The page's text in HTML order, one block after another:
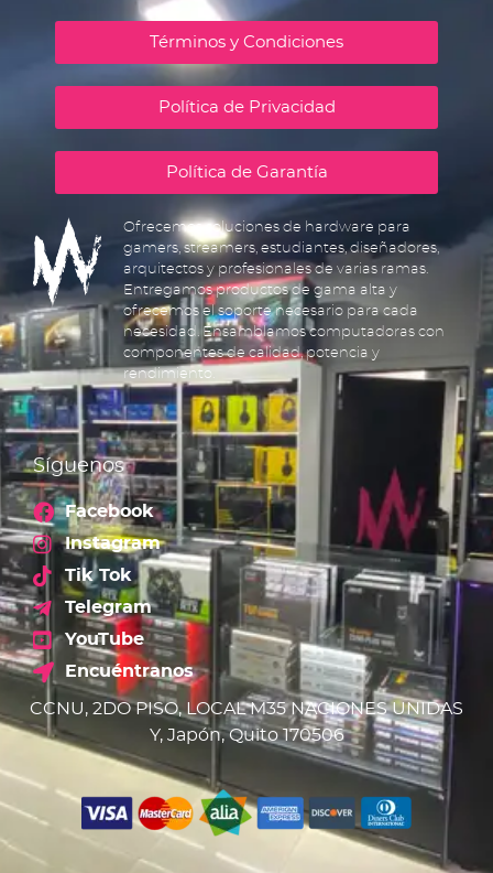
Términos y Condiciones
Política de Privacidad
Política de Garantía
Ofrecemos soluciones de hardware para
gamers, streamers, estudiantes, diseñadores,
arquitectos y profesionales de varias ramas.
Entregamos productos de gama alta y
ofrecemos el soporte necesario para cada
necesidad. Ensamblamos computadoras con
componentes de calidad, potencia y
rendimiento.
Síguenos
Facebook
Instagram
Tik Tok
Telegram
YouTube
Encuéntranos
CCNU, 2DO PISO, LOCAL M35 NACIONES UNIDAS
Y, Japón, Quito 170506